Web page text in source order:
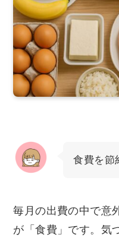
食費を節
毎月の出費の中で意
が「食費」です。気